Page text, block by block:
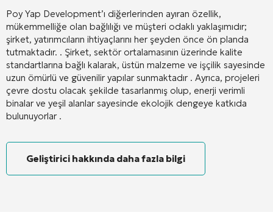
Poy Yap Development’ı diğerlerinden ayıran özellik,
mükemmelliğe olan bağlılığı ve müşteri odaklı yaklaşımıdır;
şirket, yatırımcıların ihtiyaçlarını her şeyden önce ön planda
tutmaktadır. . Şirket, sektör ortalamasının üzerinde kalite
standartlarına bağlı kalarak, üstün malzeme ve işçilik sayesinde
uzun ömürlü ve güvenilir yapılar sunmaktadır . Ayrıca, projeleri
çevre dostu olacak şekilde tasarlanmış olup, enerji verimli
binalar ve yeşil alanlar sayesinde ekolojik dengeye katkıda
bulunuyorlar .
Geliştirici hakkında daha fazla bilgi